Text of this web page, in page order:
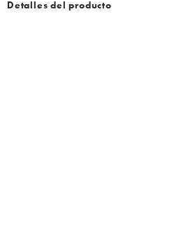
Detalles del producto